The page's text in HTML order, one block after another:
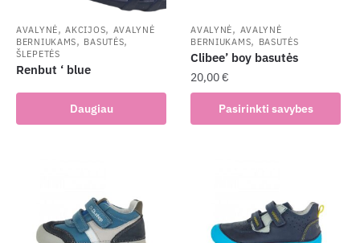
AVALYNĖ,AKCIJOS, AVALYNĖ
BERNIUKAMS, BASUTĖS,
ŠLEPETĖS
Renbut ‘ blue
Daugiau
AVALYNĖ, AVALYNĖ
BERNIUKAMS, BASUTĖS
Clibee’ boy basutės
20,00€
Pasirinkti savybes
product
options
may